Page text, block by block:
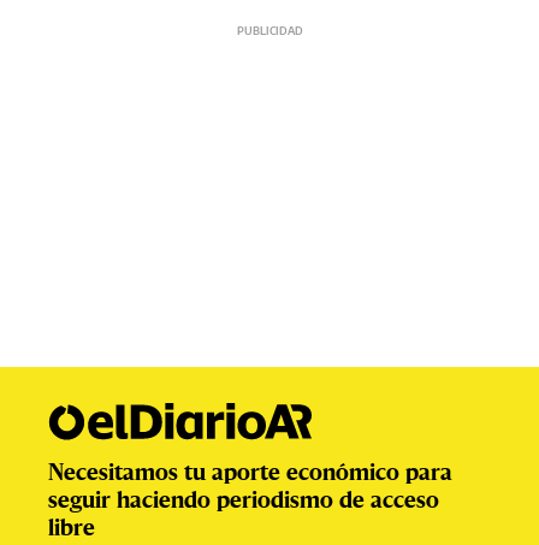
Necesitamos tu aporte económico para
seguir haciendo periodismo de acceso
libre